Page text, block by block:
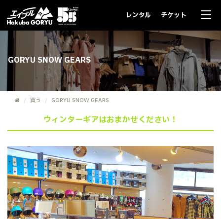
レンタル チケット
GORYU SNOW GEARS
買う GORYU SNOW GEARS
ウィンターギアはおまかせください！